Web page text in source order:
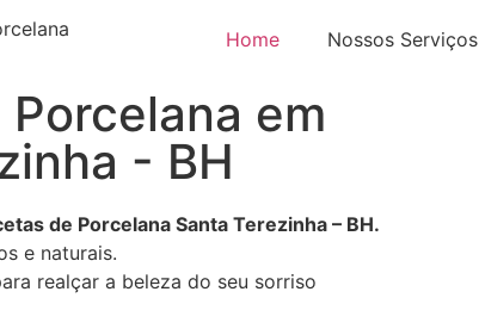
Home Nossos Serviços
em
- BH
de Porcelana Santa Terezinha – BH.
e naturais.
realçar a beleza do seu sorriso